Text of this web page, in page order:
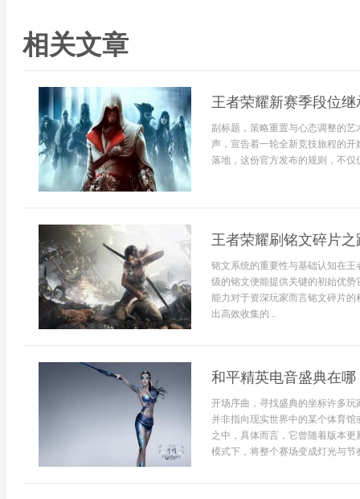
相关文章
王者荣耀新赛季段位
副标题，策略重置与心态调整的
声，宣告着一轮全新竞技旅程的
落地，这份官方发布的规则，不仅
王者荣耀刷铭文碎片
铭文系统的重要性与基础认知在
级的铭文便能提供关键的初始优
能力对于资深玩家而言铭文碎片
出高效收集的...
和平精英电音盛典在
开场序曲，寻找盛典的坐标许多
并非指向现实世界中的某个体育
之中，具体而言，它曾随着版本
模式下，将整个赛场变成灯光与节